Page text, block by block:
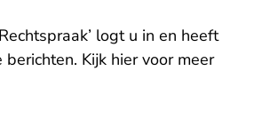
logt u in en heeft
berichten. Kijk hier voor meer